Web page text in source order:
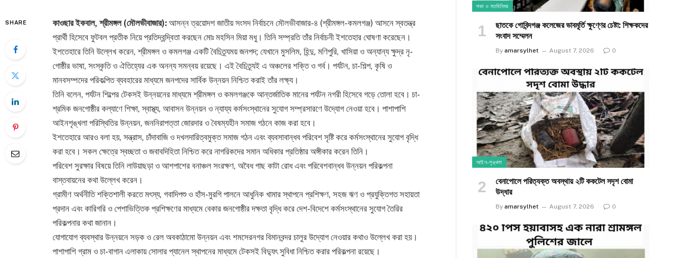
SHARE কাওছার ইকবাল, শ্রীমঙ্গল (মৌলভীবাজার): আসন্ন ত্রয়োদশ জাতীয় সংসদ নির্বাচনে মৌলভীবাজার-৪ (শ্রীমঙ্গল-কমলগঞ্জ) আসনে স্বতন্ত্র
প্রার্থী হিসেবে ফুটবল প্রতীক নিয়ে প্রতিদ্বন্দ্বিতা করছেন মোঃ মহসিন মিয়া মধু। তিনি সম্প্রতি তাঁর নির্বাচনী ইশতেহার ঘোষণা করেছেন।
ইশতেহারে তিনি উল্লেখ করেন, শ্রীমঙ্গল ও কমলগঞ্জ একটি বৈচিত্র্যময় জনপদ; যেখানে মুসলিম, হিন্দু, মণিপুরি, খাসিয়া ও অন্যান্য ক্ষুদ্র নৃ-
গোষ্ঠীর ভাষা, সংস্কৃতি ও ঐতিহ্যের এক অনন্য সমন্বয় রয়েছে। এই বৈচিত্র্যই এ অঞ্চলের শক্তি ও গর্ব। পর্যটন, চা-শিল্প, কৃষি ও
মানবসম্পদের পরিকল্পিত ব্যবহারের মাধ্যমে জনপদের সার্বিক উন্নয়ন নিশ্চিত করাই তাঁর লক্ষ্য।
তিনি বলেন, পর্যটন শিল্পের টেকসই উন্নয়নের মাধ্যমে শ্রীমঙ্গল ও কমলগঞ্জকে আন্তর্জাতিক মানের পর্যটন নগরী হিসেবে গড়ে তোলা হবে। চা-
শ্রমিক জনগোষ্ঠীর কল্যাণে শিক্ষা, স্বাস্থ্য, আবাসন উন্নয়ন ও ন্যায্য কর্মসংস্থানের সুযোগ সম্প্রসারণে উদ্যোগ নেওয়া হবে। পাশাপাশি
আইনশৃঙ্খলা পরিস্থিতির উন্নয়ন, জননিরাপত্তা জোরদার ও বৈষম্যহীন সমাজ গঠনে কাজ করা হবে।
ইশতেহারে আরও বলা হয়, সন্ত্রাস, চাঁদাবাজি ও দখলদারিত্বমুক্ত সমাজ গঠন এবং ব্যবসাবান্ধব পরিবেশ সৃষ্টি করে কর্মসংস্থানের সুযোগ বৃদ্ধি
করা হবে। সকল ক্ষেত্রে স্বচ্ছতা ও জবাবদিহিতা নিশ্চিত করে নাগরিকদের সমান অধিকার প্রতিষ্ঠার অঙ্গীকার করেন তিনি।
পরিবেশ সুরক্ষার বিষয়ে তিনি লাউয়াছড়া ও আশপাশের বনাঞ্চল সংরক্ষণ, অবৈধ গাছ কাটা রোধ এবং পরিবেশবান্ধব উন্নয়ন পরিকল্পনা
বাস্তবায়নের কথা উল্লেখ করেন।
গ্রামীণ অর্থনীতি শক্তিশালী করতে মৎস্য, গবাদিপশু ও হাঁস-মুরগি পালনে আধুনিক খামার স্থাপনে প্রশিক্ষণ, সহজ ঋণ ও প্রযুক্তিগত সহায়তা
প্রদান এবং কারিগরি ও পেশাভিত্তিক প্রশিক্ষণের মাধ্যমে বেকার জনগোষ্ঠীর দক্ষতা বৃদ্ধি করে দেশ-বিদেশে কর্মসংস্থানের সুযোগ তৈরির
পরিকল্পনার কথা জানান।
যোগাযোগ ব্যবস্থার উন্নয়নে সড়ক ও রেল অবকাঠামো উন্নয়ন এবং শমসেরনগর বিমানবন্দর চালুর উদ্যোগ নেওয়ার কথাও উল্লেখ করা হয়।
পাশাপাশি গ্রাম ও চা-বাগান এলাকায় সোলার প্যানেল স্থাপনের মাধ্যমে টেকসই বিদ্যুৎ সুবিধা নিশ্চিত করার পরিকল্পনা রয়েছে।
সভা ও মতবিনিময়
ছাতকে গোবিন্দগঞ্জ কলেজের ভাবমূর্তি ক্ষুণ্ণের চেষ্টা: শিক্ষকদের
সংবাদ সম্মেলন
By amarsylhet August 7, 2026 0
আইন-শৃঙ্খলা
​বেনাপোলে পরিত্যক্ত অবস্থায় ২টি ককটেল সদৃশ বোমা
উদ্ধার
By amarsylhet August 7, 2026 0